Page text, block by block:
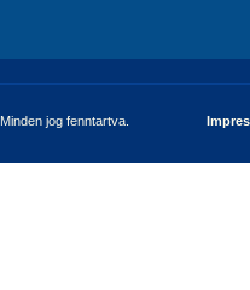
jog fenntartva.